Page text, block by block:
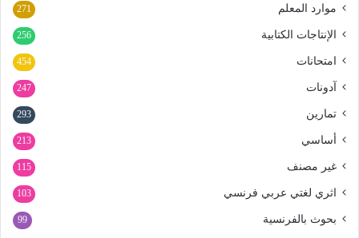
موارد المعلم 271
الإنتاجات الكتابية 256
امتحانات 454
آدونات 247
تمارين 293
أساسي 213
غير مصنف 115
اثري لغتي عربي فرنسي 103
بحوث بالفرنسية 99